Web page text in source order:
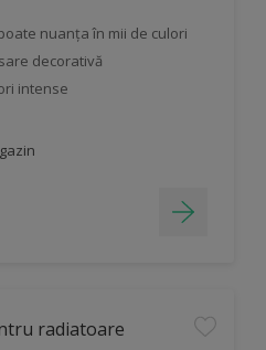
nuanța în mii de culori
decorativă
intense
radiatoare